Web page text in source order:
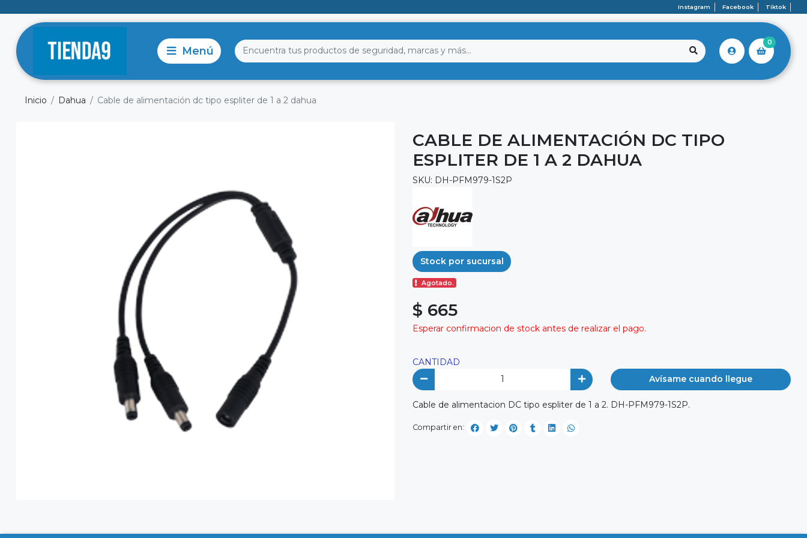
Instagram Facebook Tiktok
0
Inicio Dahua Cable de alimentación dc tipo espliter de 1 a 2 dahua
CABLE DE ALIMENTACIÓN DC TIPO
ESPLITER DE 1 A 2 DAHUA
SKU: DH-PFM979-1S2P
Stock por sucursal
Agotado.
$ 665
Esperar confirmacion de stock antes de realizar el pago.
CANTIDAD
Avísame cuando llegue
Cable de alimentacion DC tipo espliter de 1 a 2. DH-PFM979-1S2P.
Compartir en: